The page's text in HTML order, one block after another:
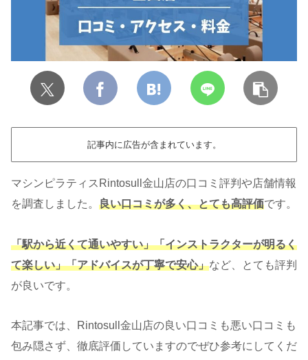
記事内に広告が含まれています。
マシンピラティスRintosull金山店の口コミ評判や店舗情報
を調査しました。 良い口コミが多く、とても高評価です。
「駅から近くて通いやすい」「インストラクターが明るく
て楽しい」「アドバイスが丁寧で安心」など、とても評判
が良いです。
本記事では、Rintosull金山店の良い口コミも悪い口コミも
包み隠さず、徹底評価していますのでぜひ参考にしてくだ